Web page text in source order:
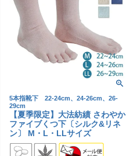
5本指靴下 22-24cm、24-26cm、26-
29cm
【夏季限定】大法紡績 さわやか
ファイブくつ下〔シルク&リネ
ン〕 M・L・LLサイズ